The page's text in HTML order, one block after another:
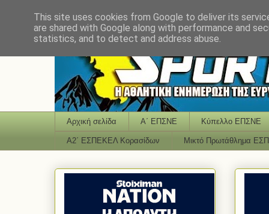
Αρχική σελίδα Α΄ ΕΠΣΝΕ Κύπελλο ΕΠΣΝΕ
Α2΄ ΕΣΠΕΚΕΛ Κορασίδων Μικτό Πρωτάθλημα
This site uses cookies from Google to deliver its
are shared with Google along with performance and
statistics, and to detect and address abuse.